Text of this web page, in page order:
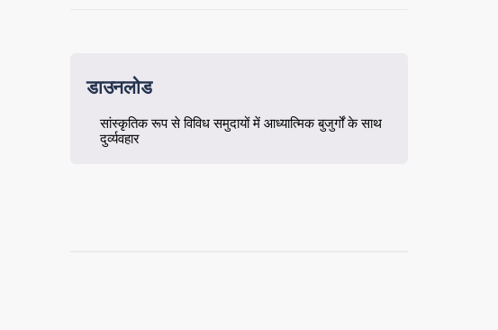
डाउनलोड
सांस्कृतिक रूप से विविध समुदायों में आध्यात्मिक बुजुर्गों के साथ
दुर्व्यवहार